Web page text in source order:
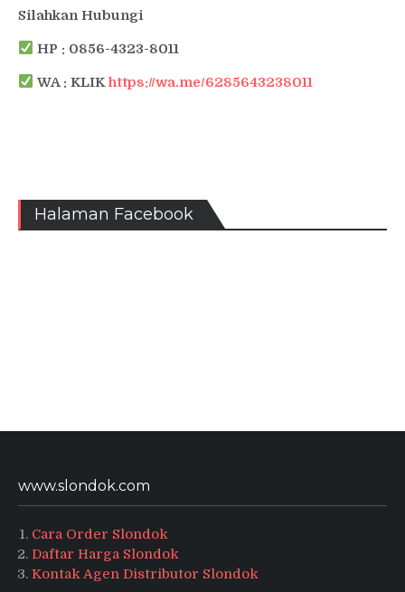
Silahkan Hubungi
HP : 0856-4323-8011
WA : KLIKhttps://wa.me/6285643238011
Halaman Facebook
www.slondok.com
Cara Order Slondok
Daftar Harga Slondok
Kontak Agen Distributor Slondok